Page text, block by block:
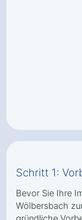
Schritt 1:
Bevor Sie Ihre
Wölbersbach